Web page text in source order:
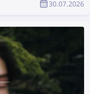
πραγματικός
και
δικαιώματα
30.07.2026